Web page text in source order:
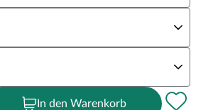
In den Warenkorb